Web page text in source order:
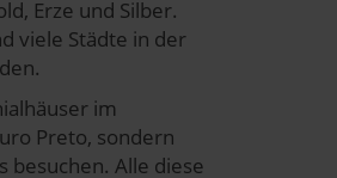
Erze und Silber.
viele Städte in der
im
Preto, sondern
besuchen. Alle diese